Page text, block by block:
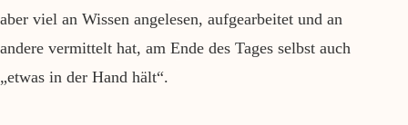
aber viel an Wissen angelesen, aufgearbeitet und an
andere vermittelt hat, am Ende des Tages selbst auch
„etwas in der Hand hält“.